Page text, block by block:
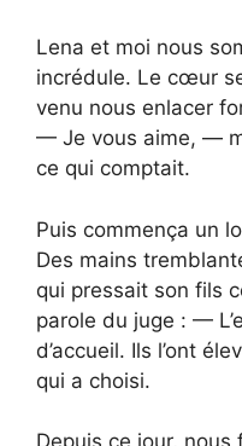
Lena et moi nous
incrédule. Le cœur
venu nous enlacer
— Je vous aime, —
ce qui comptait.
Puis commença un
Des mains
qui pressait son fils
parole du juge : —
d’accueil. Ils l’ont
qui a choisi.